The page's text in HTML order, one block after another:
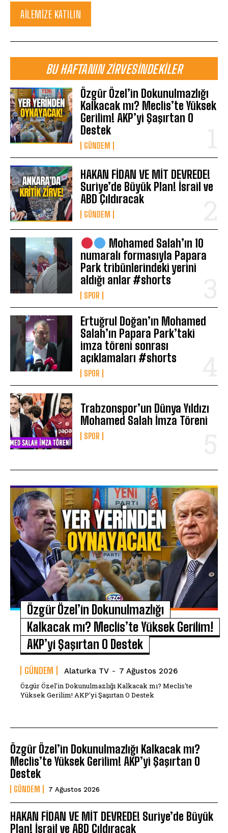
AILEMIZE KATILIN
BU HAFTANIN ZIRVESINDEKILER
Özgür Özel’in Dokunulmazlığı
Kalkacak mı? Meclis’te Yüksek
Gerilim! AKP’yi Şaşırtan O
Destek
GÜNDEM
HAKAN FİDAN VE MİT DEVREDE!
Suriye’de Büyük Plan! İsrail ve
ABD Çıldıracak
GÜNDEM
Mohamed Salah’ın 10
numaralı formasıyla Papara
Park tribünlerindeki yerini
aldığı anlar #shorts
SPOR
Ertuğrul Doğan’ın Mohamed
Salah’ın Papara Park’taki
imza töreni sonrası
açıklamaları #shorts
SPOR
Trabzonspor’un Dünya Yıldızı
Mohamed Salah İmza Töreni
SPOR
Özgür Özel’in Dokunulmazlığı
Kalkacak mı? Meclis’te Yüksek Gerilim!
AKP’yi Şaşırtan O Destek
GÜNDEM Alaturka TV - 7 Ağustos 2026
Özgür Özel'in Dokunulmazlığı Kalkacak mı? Meclis'te
Yüksek Gerilim! AKP'yi Şaşırtan O Destek
Özgür Özel’in Dokunulmazlığı Kalkacak mı?
Meclis’te Yüksek Gerilim! AKP’yi Şaşırtan O
Destek
GÜNDEM 7 Ağustos 2026
HAKAN FİDAN VE MİT DEVREDE! Suriye’de Büyük
Plan! İsrail ve ABD Çıldıracak